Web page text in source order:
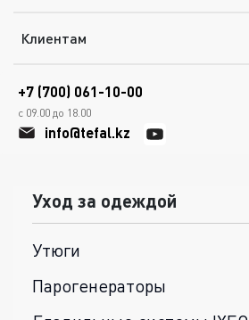
Клиентам
+7 (700) 061-10-00
с 09.00 до 18.00
info@tefal.kz
Уход за одеждой
Утюги
Парогенераторы